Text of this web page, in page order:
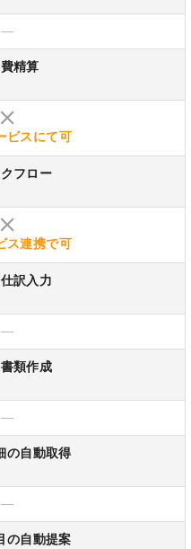
—
精算
ビスにて可
フロー
ス連携で可
訳入力
—
類作成
—
の自動取得
—
の自動提案